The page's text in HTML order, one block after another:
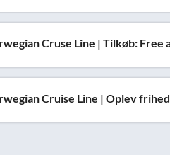
Cruse Line | Tilkøb: Free
Cruise Line | Oplev